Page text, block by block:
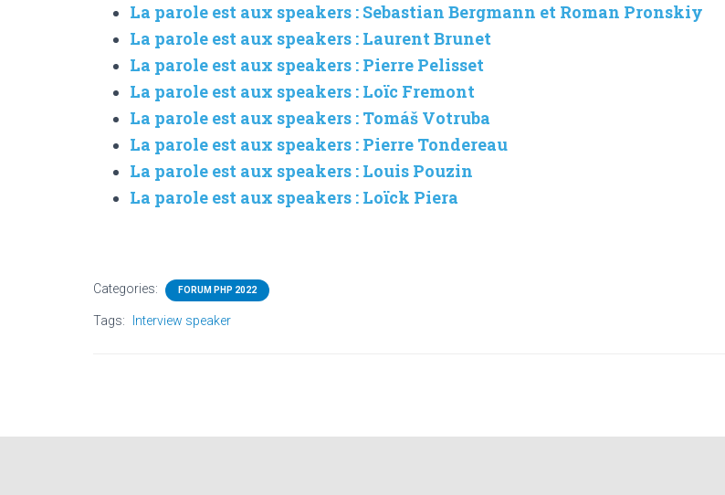
La parole est aux speakers : Sebastian Bergmann et Roman Pronskiy
La parole est aux speakers : Laurent Brunet
La parole est aux speakers : Pierre Pelisset
La parole est aux speakers : Loïc Fremont
La parole est aux speakers : Tomáš Votruba
La parole est aux speakers : Pierre Tondereau
La parole est aux speakers : Louis Pouzin
La parole est aux speakers : Loïck Piera
Categories: FORUM PHP 2022
Tags: Interview speaker